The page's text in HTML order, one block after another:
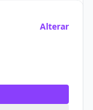
Alterar